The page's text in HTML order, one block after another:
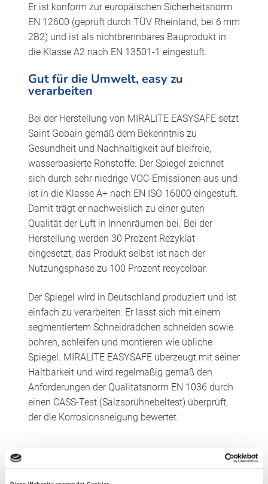
Er ist konform zur europäischen Sicherheitsnorm
EN 12600 (geprüft durch TÜV Rheinland, bei 6 mm
2B2) und ist als nichtbrennbares Bauprodukt in
die Klasse A2 nach EN 13501-1 eingestuft.
Gut für die Umwelt, easy zu
verarbeiten
Bei der Herstellung von MIRALITE EASYSAFE setzt
Saint Gobain gemäß dem Bekenntnis zu
Gesundheit und Nachhaltigkeit auf bleifreie,
wasserbasierte Rohstoffe. Der Spiegel zeichnet
sich durch sehr niedrige VOC-Emissionen aus und
ist in die Klasse A+ nach EN ISO 16000 eingestuft.
Damit trägt er nachweislich zu einer guten
Qualität der Luft in Innenräumen bei. Bei der
Herstellung werden 30 Prozent Rezyklat
eingesetzt, das Produkt selbst ist nach der
Nutzungsphase zu 100 Prozent recycelbar.
Der Spiegel wird in Deutschland produziert und ist
einfach zu verarbeiten: Er lässt sich mit einem
segmentiertem Schneidrädchen schneiden sowie
bohren, schleifen und montieren wie übliche
Spiegel. MIRALITE EASYSAFE überzeugt mit seiner
Haltbarkeit und wird regelmäßig gemäß den
Anforderungen der Qualitätsnorm EN 1036 durch
einen CASS-Test (Salzsprühnebeltest) überprüft,
der die Korrosionsneigung bewertet.